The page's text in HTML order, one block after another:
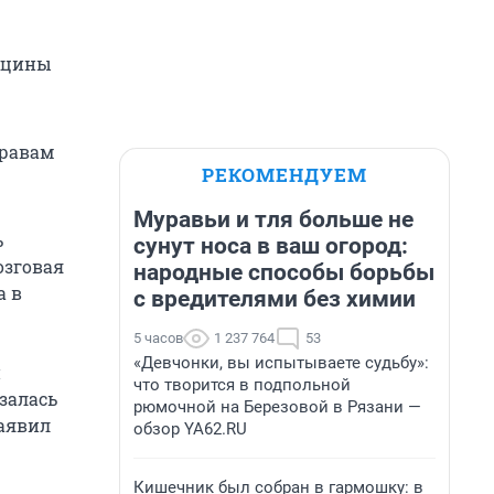
в
РЕКОМЕНДУЕМ
Муравьи и тля больше не
сунут носа в ваш огород:
народные способы борьбы
с вредителями без химии
5 часов 1 237 764 53
«Девчонки, вы испытываете судьбу»:
что творится в подпольной
рюмочной на Березовой в Рязани —
обзор YA62.RU
Кишечник был собран в гармошку: в